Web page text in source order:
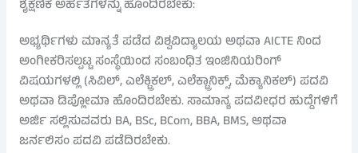
ಶೈಕ್ಷಣಿಕ ಅರ್ಹತೆಗಳನ್ನು ಹೊಂದಿರಬೇಕು:
ಅಭ್ಯರ್ಥಿಗಳು ಮಾನ್ಯತೆ ಪಡೆದ ವಿಶ್ವವಿದ್ಯಾಲಯ ಅಥವಾ AICTE ನಿಂದ
ಅಂಗೀಕರಿಸಲ್ಪಟ್ಟ ಸಂಸ್ಥೆಯಿಂದ ಸಂಬಂಧಿತ ಇಂಜಿನಿಯರಿಂಗ್
ವಿಷಯಗಳಲ್ಲಿ (ಸಿವಿಲ್, ಎಲೆಕ್ಟ್ರಿಕಲ್, ಎಲೆಕ್ಟ್ರಾನಿಕ್ಸ್, ಮೆಕ್ಯಾನಿಕಲ್) ಪದವಿ
ಅಥವಾ ಡಿಪ್ಲೋಮಾ ಹೊಂದಿರಬೇಕು. ಸಾಮಾನ್ಯ ಪದವೀಧರ ಹುದ್ದೆಗಳಿಗೆ
ಅರ್ಜಿ ಸಲ್ಲಿಸುವವರು BA, BSc, BCom, BBA, BMS, ಅಥವಾ
ಜರ್ನಲಿಸಂ ಪದವಿ ಪಡೆದಿರಬೇಕು.